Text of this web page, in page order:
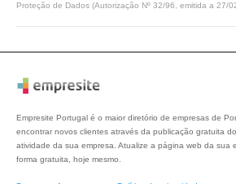
Proteção de Dados (Autorização Nº 32/96, emitida a 27/
Empresite Portugal é o maior diretório de empresas de
encontrar novos clientes através da publicação gratuita
atividade da sua empresa. Atualize a página web da sua
forma gratuita, hoje mesmo.